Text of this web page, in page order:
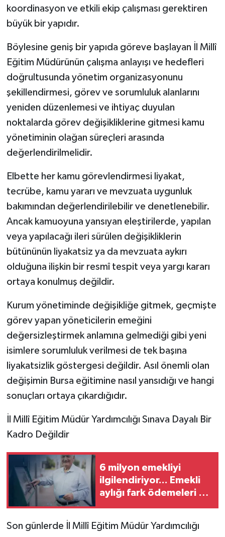
koordinasyon ve etkili ekip çalışması gerektiren
büyük bir yapıdır.
Böylesine geniş bir yapıda göreve başlayan İl Millî
Eğitim Müdürünün çalışma anlayışı ve hedefleri
doğrultusunda yönetim organizasyonunu
şekillendirmesi, görev ve sorumluluk alanlarını
yeniden düzenlemesi ve ihtiyaç duyulan
noktalarda görev değişikliklerine gitmesi kamu
yönetiminin olağan süreçleri arasında
değerlendirilmelidir.
Elbette her kamu görevlendirmesi liyakat,
tecrübe, kamu yararı ve mevzuata uygunluk
bakımından değerlendirilebilir ve denetlenebilir.
Ancak kamuoyuna yansıyan eleştirilerde, yapılan
veya yapılacağı ileri sürülen değişikliklerin
bütününün liyakatsiz ya da mevzuata aykırı
olduğuna ilişkin bir resmî tespit veya yargı kararı
ortaya konulmuş değildir.
Kurum yönetiminde değişikliğe gitmek, geçmişte
görev yapan yöneticilerin emeğini
değersizleştirmek anlamına gelmediği gibi yeni
isimlere sorumluluk verilmesi de tek başına
liyakatsizlik göstergesi değildir. Asıl önemli olan
değişimin Bursa eğitimine nasıl yansıdığı ve hangi
sonuçları ortaya çıkardığıdır.
İl Millî Eğitim Müdür Yardımcılığı Sınava Dayalı Bir
Kadro Değildir
6 milyon emekliyi
ilgilendiriyor... Emekli
aylığı fark ödemeleri 7
Son günlerde İl Millî Eğitim Müdür Yardımcılığı